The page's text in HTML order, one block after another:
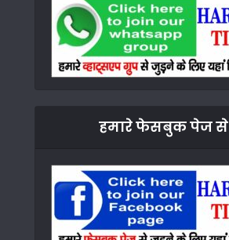
हमारे फेसबुक पेज